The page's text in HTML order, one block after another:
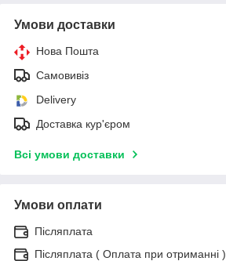
Умови доставки
Нова Пошта
Самовивіз
Delivery
Доставка кур'єром
Всі умови доставки
Умови оплати
Післяплата
Післяплата ( Оплата при отриманні )